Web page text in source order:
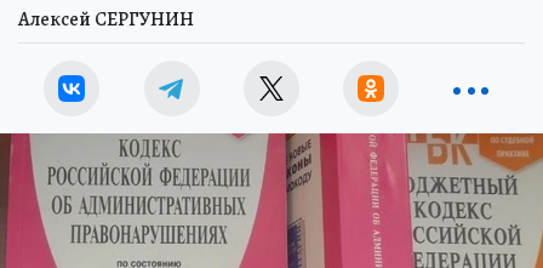
Алексей СЕРГУНИН